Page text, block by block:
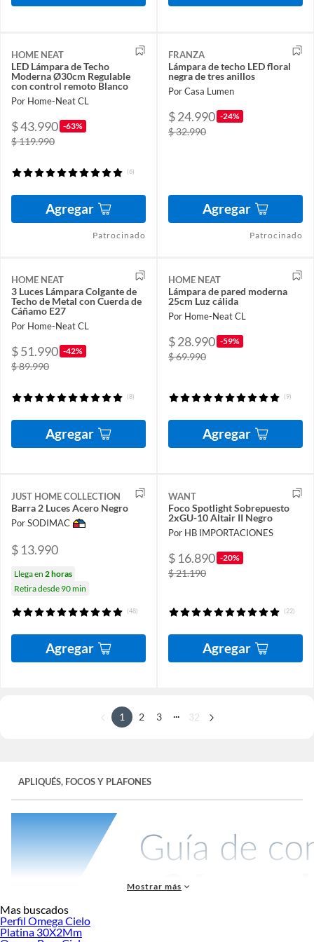
HOME NEAT
LED Lámpara de Techo
Moderna Ø30cm Regulable
con control remoto Blanco
Por Home-Neat CL
$ 43.990 -63%
$ 119.990
(6)
Agregar
Patrocinado
FRANZA
Lámpara de techo LED floral
negra de tres anillos
Por Casa Lumen
$ 24.990 -24%
$ 32.990
Agregar
Patrocinado
HOME NEAT
3 Luces Lámpara Colgante de
Techo de Metal con Cuerda de
Cáñamo E27
Por Home-Neat CL
$ 51.990 -42%
$ 89.990
(8)
Agregar
HOME NEAT
Lámpara de pared moderna
25cm Luz cálida
Por Home-Neat CL
$ 28.990 -59%
$ 69.990
(9)
Agregar
JUST HOME COLLECTION
Barra 2 Luces Acero Negro
Por SODIMAC
$ 13.990
Llega en 2 horas
Retira desde 90 min
(48)
Agregar
WANT
Foco Spotlight Sobrepuesto
2xGU-10 Altair II Negro
Por HB IMPORTACIONES
$ 16.890 -20%
$ 21.190
(22)
Agregar
1 2 3 ... 32
APLIQUÉS, FOCOS Y PLAFONES
Mostrar más
Mas buscados
Perfil Omega Cielo
Platina 30X2Mm